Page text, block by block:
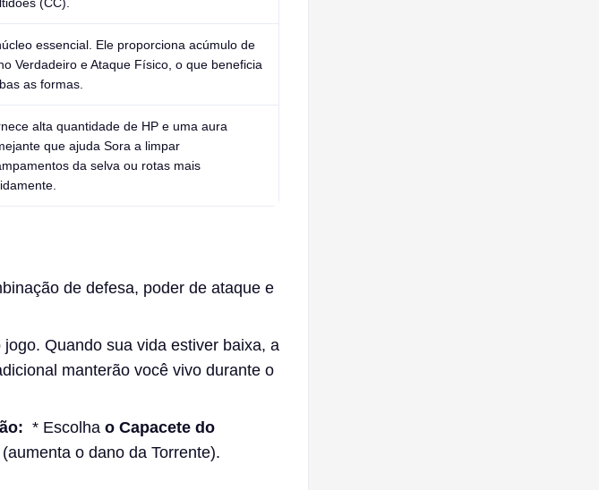
(CC).
essencial. Ele proporciona acúmulo de
Verdadeiro e Ataque Físico, o que beneficia
as formas.
alta quantidade de HP e uma aura
que ajuda Sora a limpar
da selva ou rotas mais
de defesa, poder de ataque e
Quando sua vida estiver baixa, a
manterão você vivo durante o
* Escolha o Capacete do
o dano da Torrente).